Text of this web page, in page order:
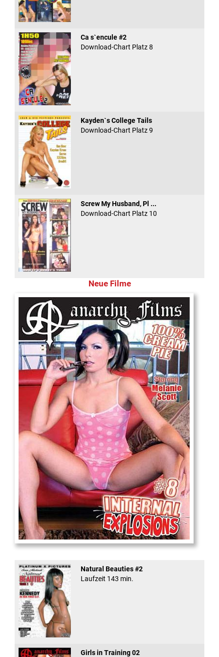
Ca s`encule #2
Download-Chart Platz 8
Kayden`s College Tails
Download-Chart Platz 9
Screw My Husband, Pl ...
Download-Chart Platz 10
Neue Filme
Internal Explosionen
Natural Beauties #2
Laufzeit 143 min.
Girls in Training 02